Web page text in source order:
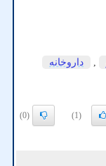
, داروخانه
(1)
(0)